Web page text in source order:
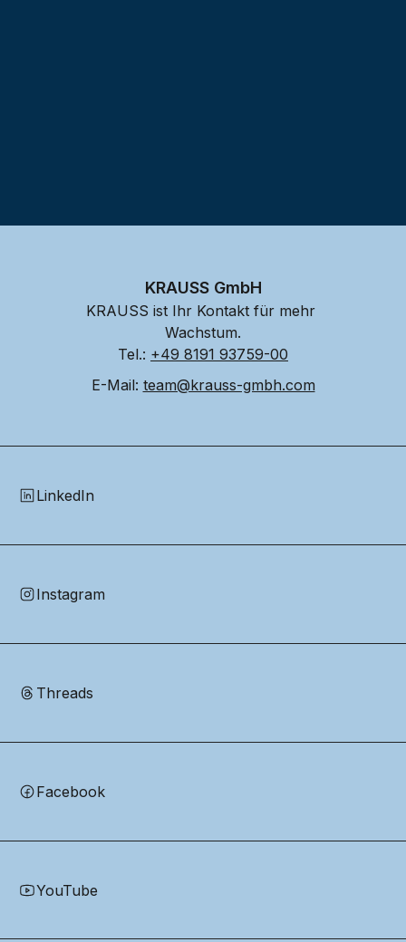
KRAUSS GmbH
KRAUSS ist Ihr Kontakt für mehr
Wachstum.
Tel.: +49 8191 93759-00
E-Mail: team@krauss-gmbh.com
LinkedIn
Instagram
Threads
Facebook
YouTube